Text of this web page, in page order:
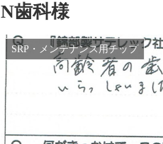
N歯科様
SRP・メンテナンス用チップ